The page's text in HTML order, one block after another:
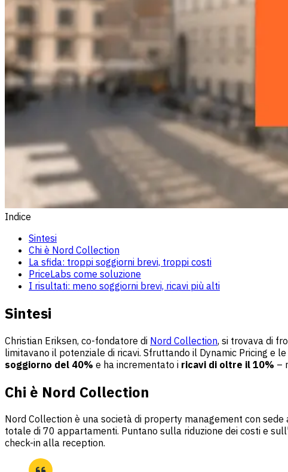
Indice
Sintesi
Chi è Nord Collection
La sfida: troppi soggiorni brevi, troppi costi
PriceLabs come soluzione
I risultati: meno soggiorni brevi, ricavi più alti
Sintesi
Christian Eriksen, co-fondatore di Nord Collection, si trovava di
limitavano il potenziale di ricavi. Sfruttando il Dynamic Pricing e
soggiorno del 40% e ha incrementato i ricavi di oltre il 10% –
Chi è Nord Collection
Nord Collection è una società di property management con
totale di 70 appartamenti. Puntano sulla riduzione dei costi e
check-in alla reception.